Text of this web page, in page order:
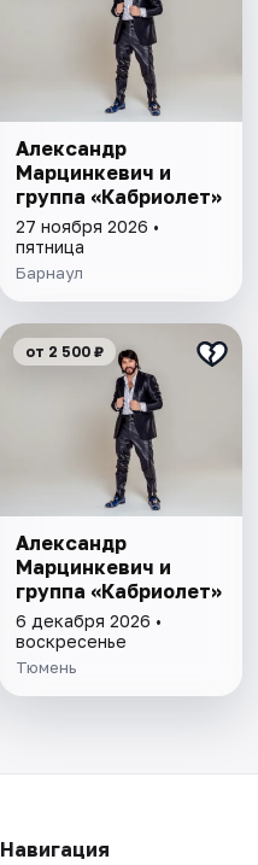
Александр
Марцинкевич и
группа «Кабриолет»
27 ноября 2026 •
пятница
Барнаул
от 2 500 ₽
Александр
Марцинкевич и
группа «Кабриолет»
6 декабря 2026 •
воскресенье
Тюмень
Навигация